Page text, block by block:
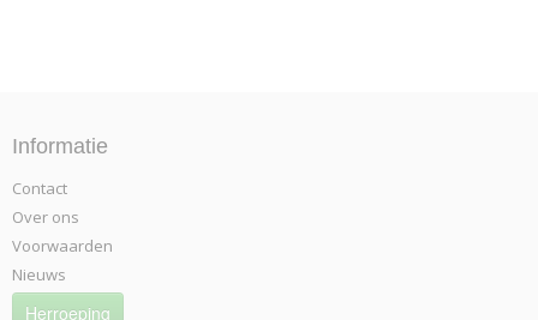
Informatie
Contact
Over ons
Voorwaarden
Nieuws
Herroeping